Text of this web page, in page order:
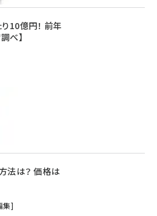
10億円！ 前年
べ】
法は？ 価格は
集]